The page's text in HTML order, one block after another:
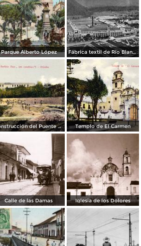
Parque Alberto López Fábrica textil de Río Blanco
Construcción del Puente Porfirio Díaz Templo de El Carmen
Calle de las Damas Iglesia de los Dolores